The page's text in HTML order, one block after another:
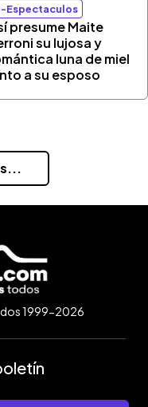
Espectaculos
presume Maite
su lujosa y
luna de miel
a su esposo
1999-2026